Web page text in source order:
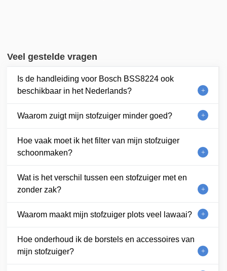
Veel gestelde vragen
Is de handleiding voor Bosch BSS8224 ook
beschikbaar in het Nederlands?
Waarom zuigt mijn stofzuiger minder goed?
Hoe vaak moet ik het filter van mijn stofzuiger
schoonmaken?
Wat is het verschil tussen een stofzuiger met en
zonder zak?
Waarom maakt mijn stofzuiger plots veel lawaai?
Hoe onderhoud ik de borstels en accessoires van
mijn stofzuiger?